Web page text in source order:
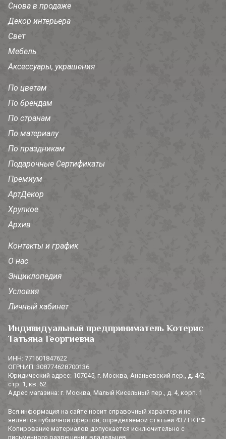
Снова в продаже
Декор интерьера
Свет
Мебель
Аксессуары, украшения
По цветам
По брендам
По странам
По материалу
По праздникам
Подарочные Сертификаты
Премиум
АртДекор
Хрупкое
Архив
Контакты и график
О нас
Энциклопедия
Условия
Личный кабинет
Индивидуальный предприниматель Котерис
Татьяна Георгиевна
ИНН: 771601847622
ОГРНИП: 308774628700136
Юридический адрес: 107045, г. Москва, Ананьевский пер., д. 4/2,
стр. 1, кв. 62
Адрес магазина: г. Москва, Малый Кисельный пер., д. 4, корп. 1
Вся информация на сайте носит справочный характер и не
является публичной офертой, определяемой статьей 437 ГК РФ.
Копирование материалов допускается исключительно с
письменного разрешения владельцев.